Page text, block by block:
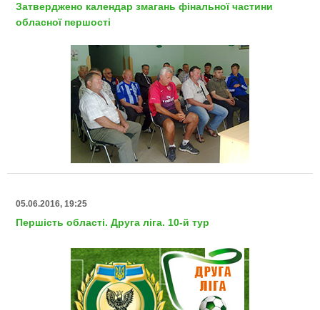
Затверджено календар змагань фінальної частини
обласної першості
05.06.2016, 19:25
Першість області. Друга ліга. 10-й тур